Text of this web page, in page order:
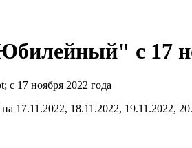
c 17
18.11.2022, 19.11.2022,